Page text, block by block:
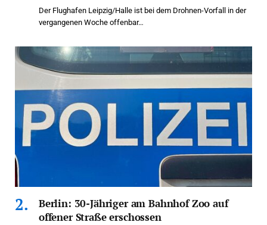
Der Flughafen Leipzig/Halle ist bei dem Drohnen-Vorfall in der
vergangenen Woche offenbar…
Berlin: 30-Jähriger am Bahnhof Zoo auf
offener Straße erschossen